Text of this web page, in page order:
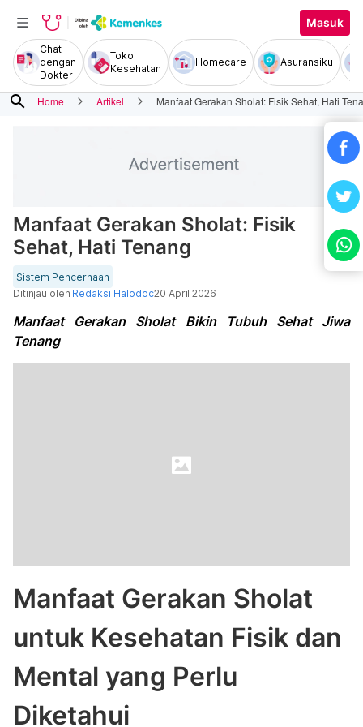
Masuk
Chat
dengan
Dokter
Toko
Kesehatan
Homecare Asuransiku
search Home Artikel Manfaat Gerakan Sholat: Fisik Sehat, Hati
Manfaat Gerakan Sholat: Fisik
Sehat, Hati Tenang
Sistem Pencernaan
Ditinjau oleh Redaksi Halodoc20 April 2026
Manfaat Gerakan Sholat Bikin Tubuh Sehat Jiwa
Tenang
Manfaat Gerakan Sholat
untuk Kesehatan Fisik dan
Mental yang Perlu
Diketahui